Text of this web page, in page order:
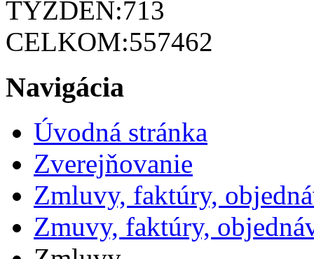
TÝŽDEŇ:713
CELKOM:557462
Navigácia
Úvodná stránka
Zverejňovanie
Zmluvy, faktúry,
Zmuvy, faktúry,